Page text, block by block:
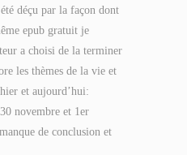
déçu par la façon dont
epub gratuit je
a choisi de la terminer
les thèmes de la vie et
et aujourd’hui:
novembre et 1er
de conclusion et